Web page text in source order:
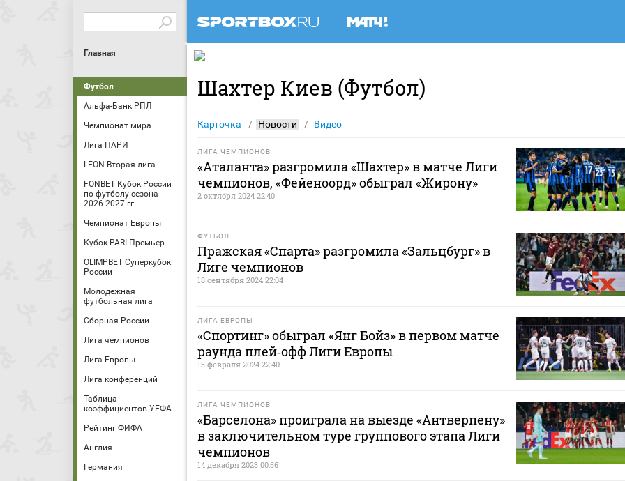
Главная
Футбол
Альфа-Банк РПЛ
Чемпионат мира
Лига ПАРИ
LEON-Вторая лига
FONBET Кубок России
по футболу сезона
2026-2027 гг.
Чемпионат Европы
Кубок PARI Премьер
OLIMPBET Суперкубок
России
Молодежная
футбольная лига
Сборная России
Лига чемпионов
Лига Европы
Лига конференций
Таблица
коэффициентов УЕФА
Рейтинг ФИФА
Англия
Германия
Шахтер Киев (Футбол)
Карточка Новости Видео
ЛИГА ЧЕМПИОНОВ
«Аталанта» разгромила «Шахтер» в матче Лиги
чемпионов, «Фейеноорд» обыграл «Жирону»
2 октября 2024 22:40
ФУТБОЛ
Пражская «Спарта» разгромила «Зальцбург» в
Лиге чемпионов
18 сентября 2024 22:04
ЛИГА ЕВРОПЫ
«Спортинг» обыграл «Янг Бойз» в первом матче
раунда плей‑офф Лиги Европы
15 февраля 2024 22:40
ЛИГА ЧЕМПИОНОВ
«Барселона» проиграла на выезде «Антверпену»
в заключительном туре группового этапа Лиги
чемпионов
14 декабря 2023 00:56